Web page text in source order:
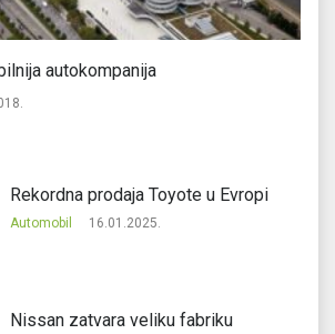
autokompanija
Rekordna prodaja Toyote u Evropi
Automobil 16.01.2025.
Nissan zatvara veliku fabriku